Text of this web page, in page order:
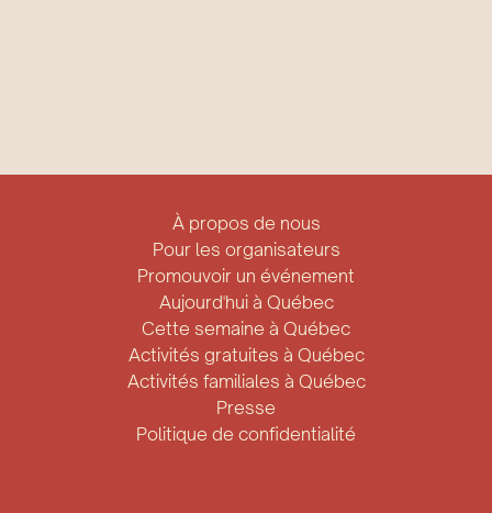
À propos de nous
Pour les organisateurs
Promouvoir un événement
Aujourd'hui à Québec
Cette semaine à Québec
Activités gratuites à Québec
Activités familiales à Québec
Presse
Politique de confidentialité